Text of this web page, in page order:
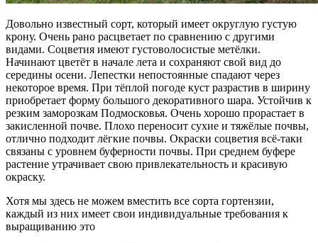
Довольно известный сорт, который имеет округлую густую
крону. Очень рано расцветает по сравнению с другими
видами. Соцветия имеют густоволосистые метёлки.
Начинают цветёт в начале лета и сохраняют свой вид до
середины осени. Лепестки непостоянные спадают через
некоторое время. При тёплой погоде куст разрастив в ширину
приобретает форму большого декоративного шара. Устойчив к
резким заморозкам Подмосковья. Очень хорошо прорастает в
закисленной почве. Плохо переносит сухие и тяжёлые почвы,
отлично подходит лёгкие почвы. Окраски соцветия всё-таки
связаны с уровнем буферности почвы. При среднем буфере
растение утрачивает свою привлекательность и красивую
окраску.
Хотя мы здесь не можем вместить все сорта гортензии,
каждый из них имеет свои индивидуальные требования к
выращиванию это